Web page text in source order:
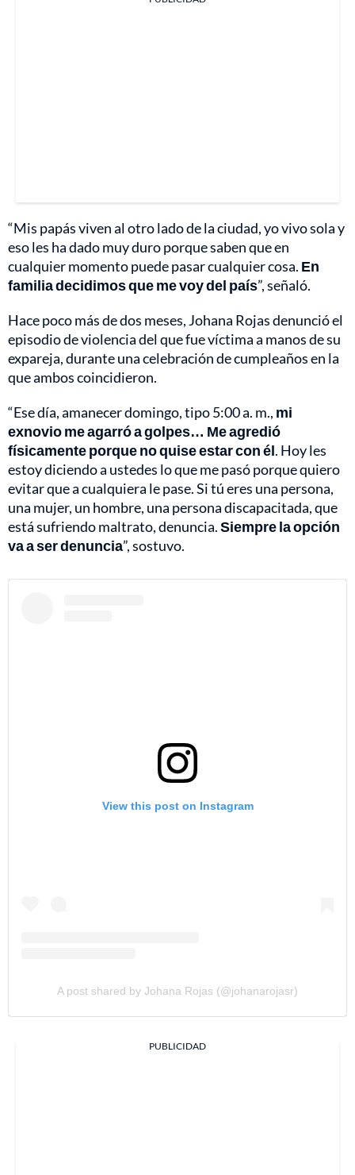
“Mis papás viven al otro lado de la ciudad, yo vivo sola y
eso les ha dado muy duro porque saben que en
cualquier momento puede pasar cualquier cosa. En
familia decidimos que me voy del país”, señaló.
Hace poco más de dos meses, Johana Rojas denunció el
episodio de violencia del que fue víctima a manos de su
expareja, durante una celebración de cumpleaños en la
que ambos coincidieron.
“Ese día, amanecer domingo, tipo 5:00 a. m., mi
exnovio me agarró a golpes… Me agredió
físicamente porque no quise estar con él. Hoy les
estoy diciendo a ustedes lo que me pasó porque quiero
evitar que a cualquiera le pase. Si tú eres una persona,
una mujer, un hombre, una persona discapacitada, que
está sufriendo maltrato, denuncia.Siempre la opción
va a ser denuncia”, sostuvo.
View this post on Instagram
A post shared by Johana Rojas (@johanarojasr)
PUBLICIDAD